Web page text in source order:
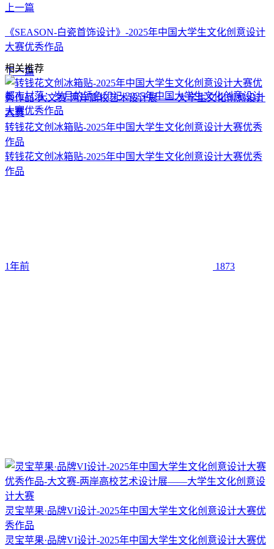
上一篇
《SEASON-白瓷首饰设计》-2025年中国大学生文化创意设计
大赛优秀作品
下一篇
都市村落：岁月的锈色印记-2025年中国大学生文化创意设计
大赛优秀作品
相关推荐
转钱花文创冰箱贴-2025年中国大学生文化创意设计大赛优秀
作品
转钱花文创冰箱贴-2025年中国大学生文化创意设计大赛优秀
作品
1年前 1873
灵宝苹果·品牌VI设计-2025年中国大学生文化创意设计大赛优
秀作品
灵宝苹果·品牌VI设计-2025年中国大学生文化创意设计大赛优